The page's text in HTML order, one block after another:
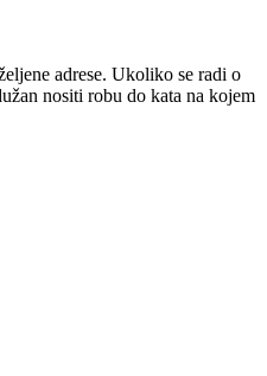
adrese. Ukoliko se radi o
nositi robu do kata na kojem